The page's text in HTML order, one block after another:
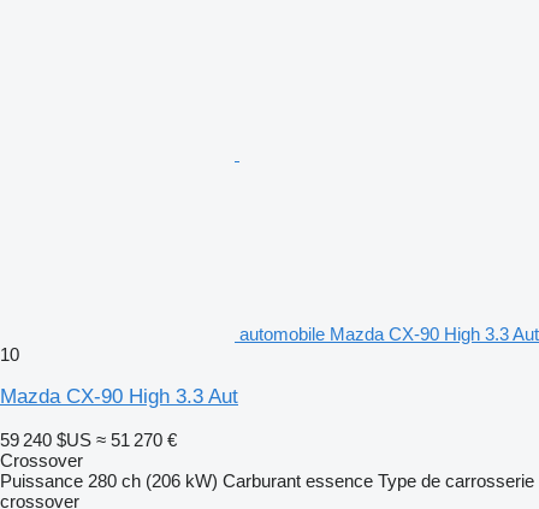
automobile Mazda CX-90 High 3.3 Aut
10
Mazda CX-90 High 3.3 Aut
59 240 $US ≈ 51 270 €
Crossover
Puissance 280 ch (206 kW) Carburant essence Type de carrosserie
crossover